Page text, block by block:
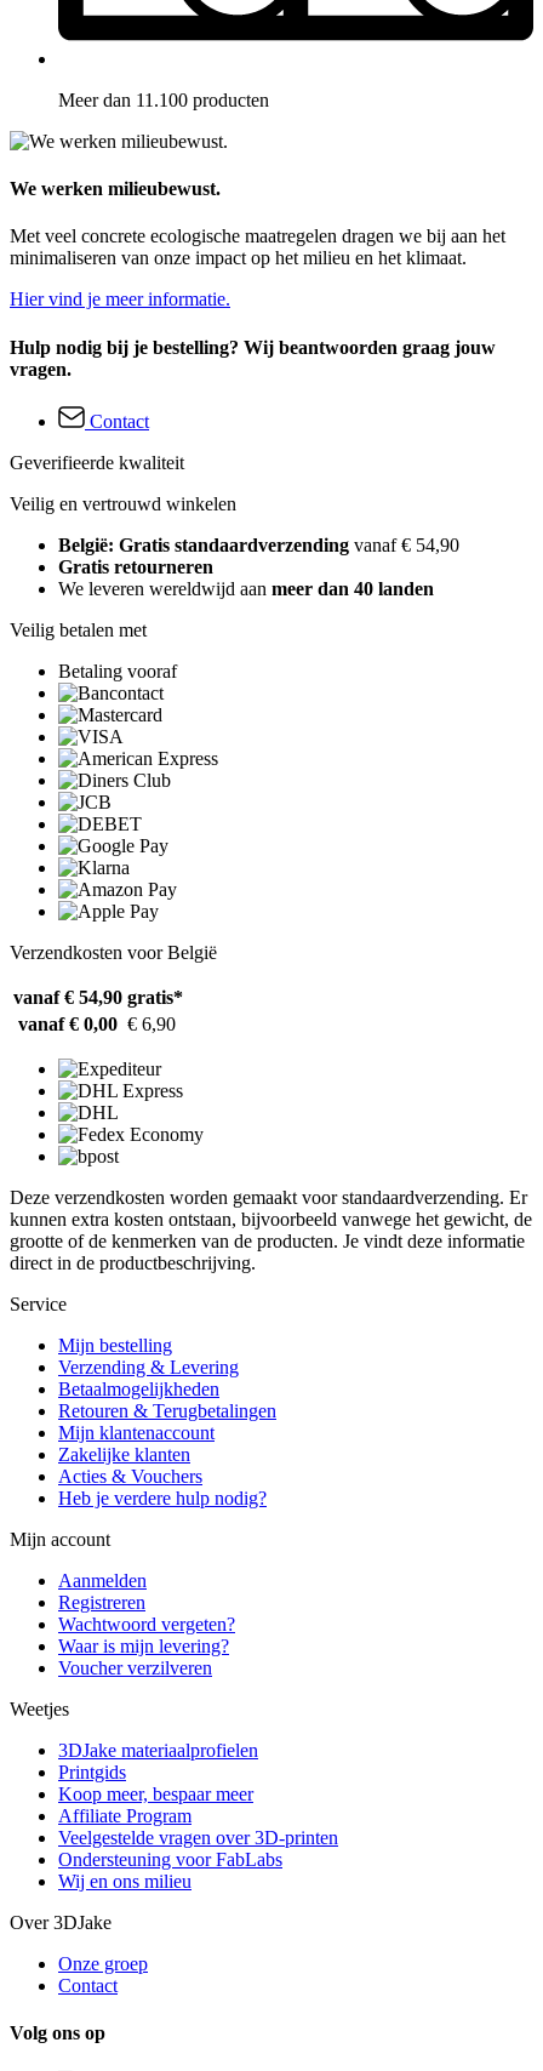
Meer dan 11.100 producten
We werken milieubewust.
Met veel concrete ecologische maatregelen dragen we bij aan het
minimaliseren van onze impact op het milieu en het klimaat.
Hier vind je meer informatie.
Hulp nodig bij je bestelling? Wij beantwoorden graag jouw
vragen.
Contact
Geverifieerde kwaliteit
Veilig en vertrouwd winkelen
België: Gratis standaardverzending vanaf € 54,90
Gratis retourneren
We leveren wereldwijd aan meer dan 40 landen
Veilig betalen met
Betaling vooraf
Verzendkosten voor België
vanaf € 54,90 gratis*
vanaf € 0,00 € 6,90
Deze verzendkosten worden gemaakt voor standaardverzending. Er
kunnen extra kosten ontstaan, bijvoorbeeld vanwege het gewicht, de
grootte of de kenmerken van de producten. Je vindt deze informatie
direct in de productbeschrijving.
Service
Mijn bestelling
Verzending & Levering
Betaalmogelijkheden
Retouren & Terugbetalingen
Mijn klantenaccount
Zakelijke klanten
Acties & Vouchers
Heb je verdere hulp nodig?
Mijn account
Aanmelden
Registreren
Wachtwoord vergeten?
Waar is mijn levering?
Voucher verzilveren
Weetjes
3DJake materiaalprofielen
Printgids
Koop meer, bespaar meer
Affiliate Program
Veelgestelde vragen over 3D-printen
Ondersteuning voor FabLabs
Wij en ons milieu
Over 3DJake
Onze groep
Contact
Volg ons op